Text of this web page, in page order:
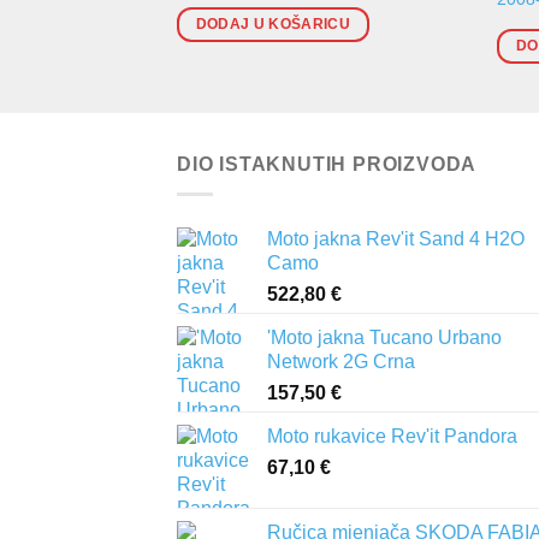
DODAJ U KOŠARICU
DIO ISTAKNUTIH PROIZVODA
Moto jakna Rev'it Sand 4 H2O
Camo
522,80 €
'Moto jakna Tucano Urbano
Network 2G Crna
157,50 €
Moto rukavice Rev'it Pandora
67,10 €
Ručica mjenjača SKODA FABIA